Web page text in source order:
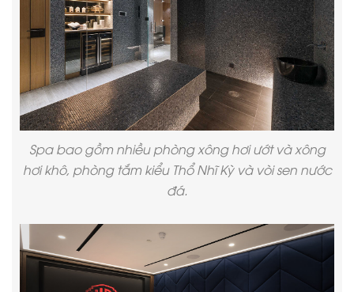
Spa bao gồm nhiều phòng xông hơi ướt và xông
hơi khô, phòng tắm kiểu Thổ Nhĩ Kỳ và vòi sen nước
đá.